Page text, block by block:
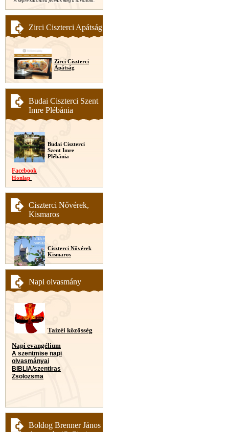
Zirci Ciszterci Apátság
Zirci Ciszterci
Apátság
Budai Ciszterci Szent
Imre Plébánia
Budai Ciszterci
Szent Imre
Plébánia
Facebook
Honlap
Ciszterci Nővérek,
Kismaros
Ciszterci Nővérek
Kismaros
Napi olvasmány
Taizéi közösség
Napi evangélium
A szentmise napi
olvasmányai
BIBLIA/szentiras
Zsolozsma
Boldog Brenner János